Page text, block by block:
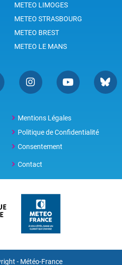
METEO LIMOGES
METEO STRASBOURG
METEO BREST
METEO LE MANS
Mentions Légales
Politique de Confidentialité
Consentement
Contact
- Météo-France